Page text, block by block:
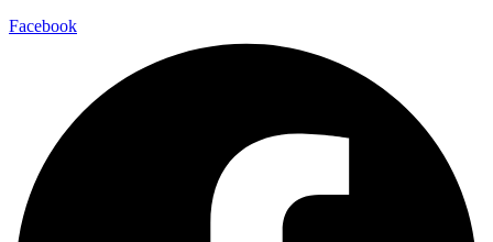
Facebook